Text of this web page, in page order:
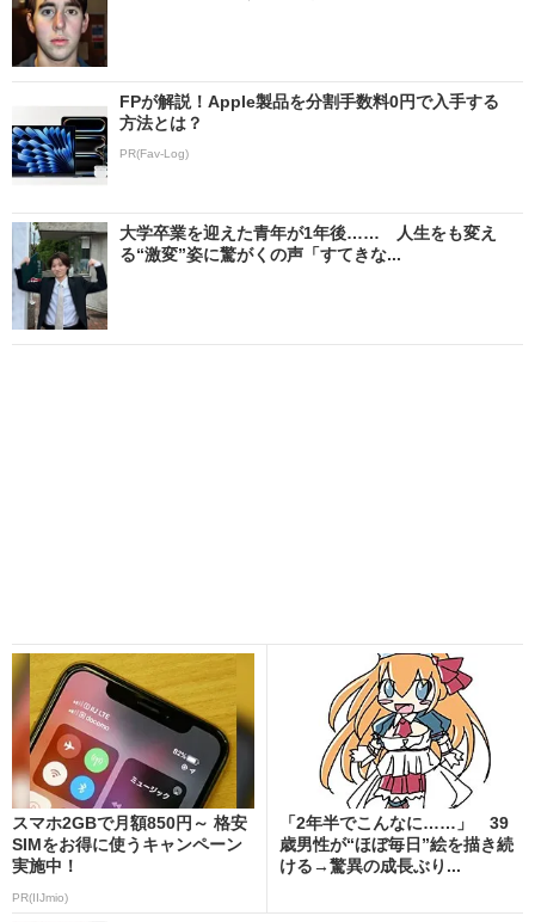
FPが解説！Apple製品を分割手数料0円で入手する
方法とは？
PR(Fav-Log)
大学卒業を迎えた青年が1年後…… 人生をも変え
る“激変”姿に驚がくの声「すてきな...
スマホ2GBで月額850円～ 格安
SIMをお得に使うキャンペーン
実施中！
PR(IIJmio)
「2年半でこんなに……」 39
歳男性が“ほぼ毎日”絵を描き続
ける→驚異の成長ぶり...